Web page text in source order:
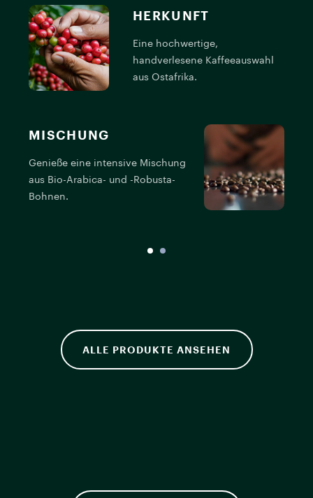
HERKUNFT
Eine hochwertige,
handverlesene Kaffeeauswahl
aus Ostafrika.
MISCHUNG
Genieße eine intensive Mischung
aus Bio-Arabica- und -Robusta-
Bohnen.
ALLE PRODUKTE ANSEHEN